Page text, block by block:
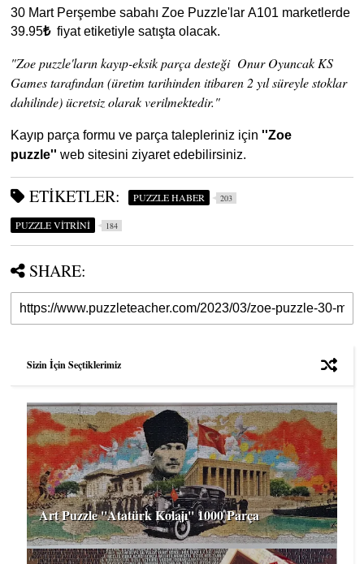
30 Mart Perşembe sabahı Zoe Puzzle'larA101 marketlerde
39.95₺fiyat etiketiyle satışta olacak.
"Zoe puzzle'ların kayıp-eksik parça desteği Onur Oyuncak KS
Games tarafından (üretim tarihinden itibaren 2 yıl süreyle stoklar
dahilinde) ücretsiz olarak verilmektedir."
Kayıp parça formu ve parça talepleriniz için''Zoe
puzzle'' web sitesini ziyaret edebilirsiniz.
ETIKETLER: PUZZLE HABER 203
PUZZLE VİTRİNİ 184
SHARE:
Sizin İçin Seçtiklerimiz
Art Puzzle ''Atatürk Kolajı'' 1000 Parça